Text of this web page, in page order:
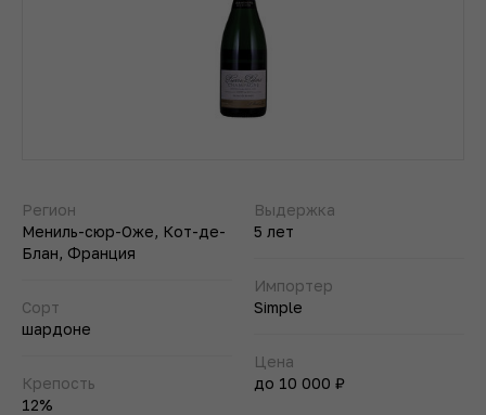
Регион
Мениль-сюр-Оже, Кот-де-
Блан, Франция
Сорт
шардоне
Крепость
12%
Выдержка
5 лет
Импортер
Simple
Цена
до 10 000 ₽